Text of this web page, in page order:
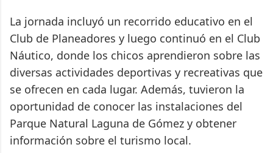
La jornada incluyó un recorrido educativo en el
Club de Planeadores y luego continuó en el Club
Náutico, donde los chicos aprendieron sobre las
diversas actividades deportivas y recreativas que
se ofrecen en cada lugar. Además, tuvieron la
oportunidad de conocer las instalaciones del
Parque Natural Laguna de Gómez y obtener
información sobre el turismo local.